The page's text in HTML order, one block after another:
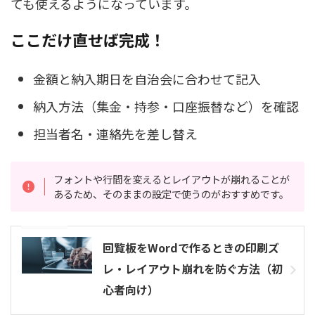
ここだけ直せば完成！
金額と納入期日を自治会に合わせて記入
納入方法（集金・持参・口座振替など）を確認
担当者名・連絡先を差し替え
フォントや行間を変えるとレイアウトが崩れることが
あるため、そのままの設定で使うのがおすすめです。
回覧板をWordで作るときの印刷ズ
レ・レイアウト崩れを防ぐ方法（初
心者向け）